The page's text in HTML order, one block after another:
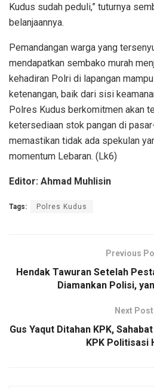
Kudus sudah peduli,” tuturnya
belanjaannya.
Pemandangan warga yang
mendapatkan sembako murah
kehadiran Polri di lapangan
ketenangan, baik dari sisi
Polres Kudus berkomitmen akan
ketersediaan stok pangan di
memastikan tidak ada spekulan
momentum Lebaran. (Lk6)
Editor: Ahmad Muhlisin
Tags: Polres Kudus
Previous
Hendak Tawuran Setelah
Diamankan Polisi,
Next Post
Gus Yaqut Ditahan KPK,
KPK Politisasi